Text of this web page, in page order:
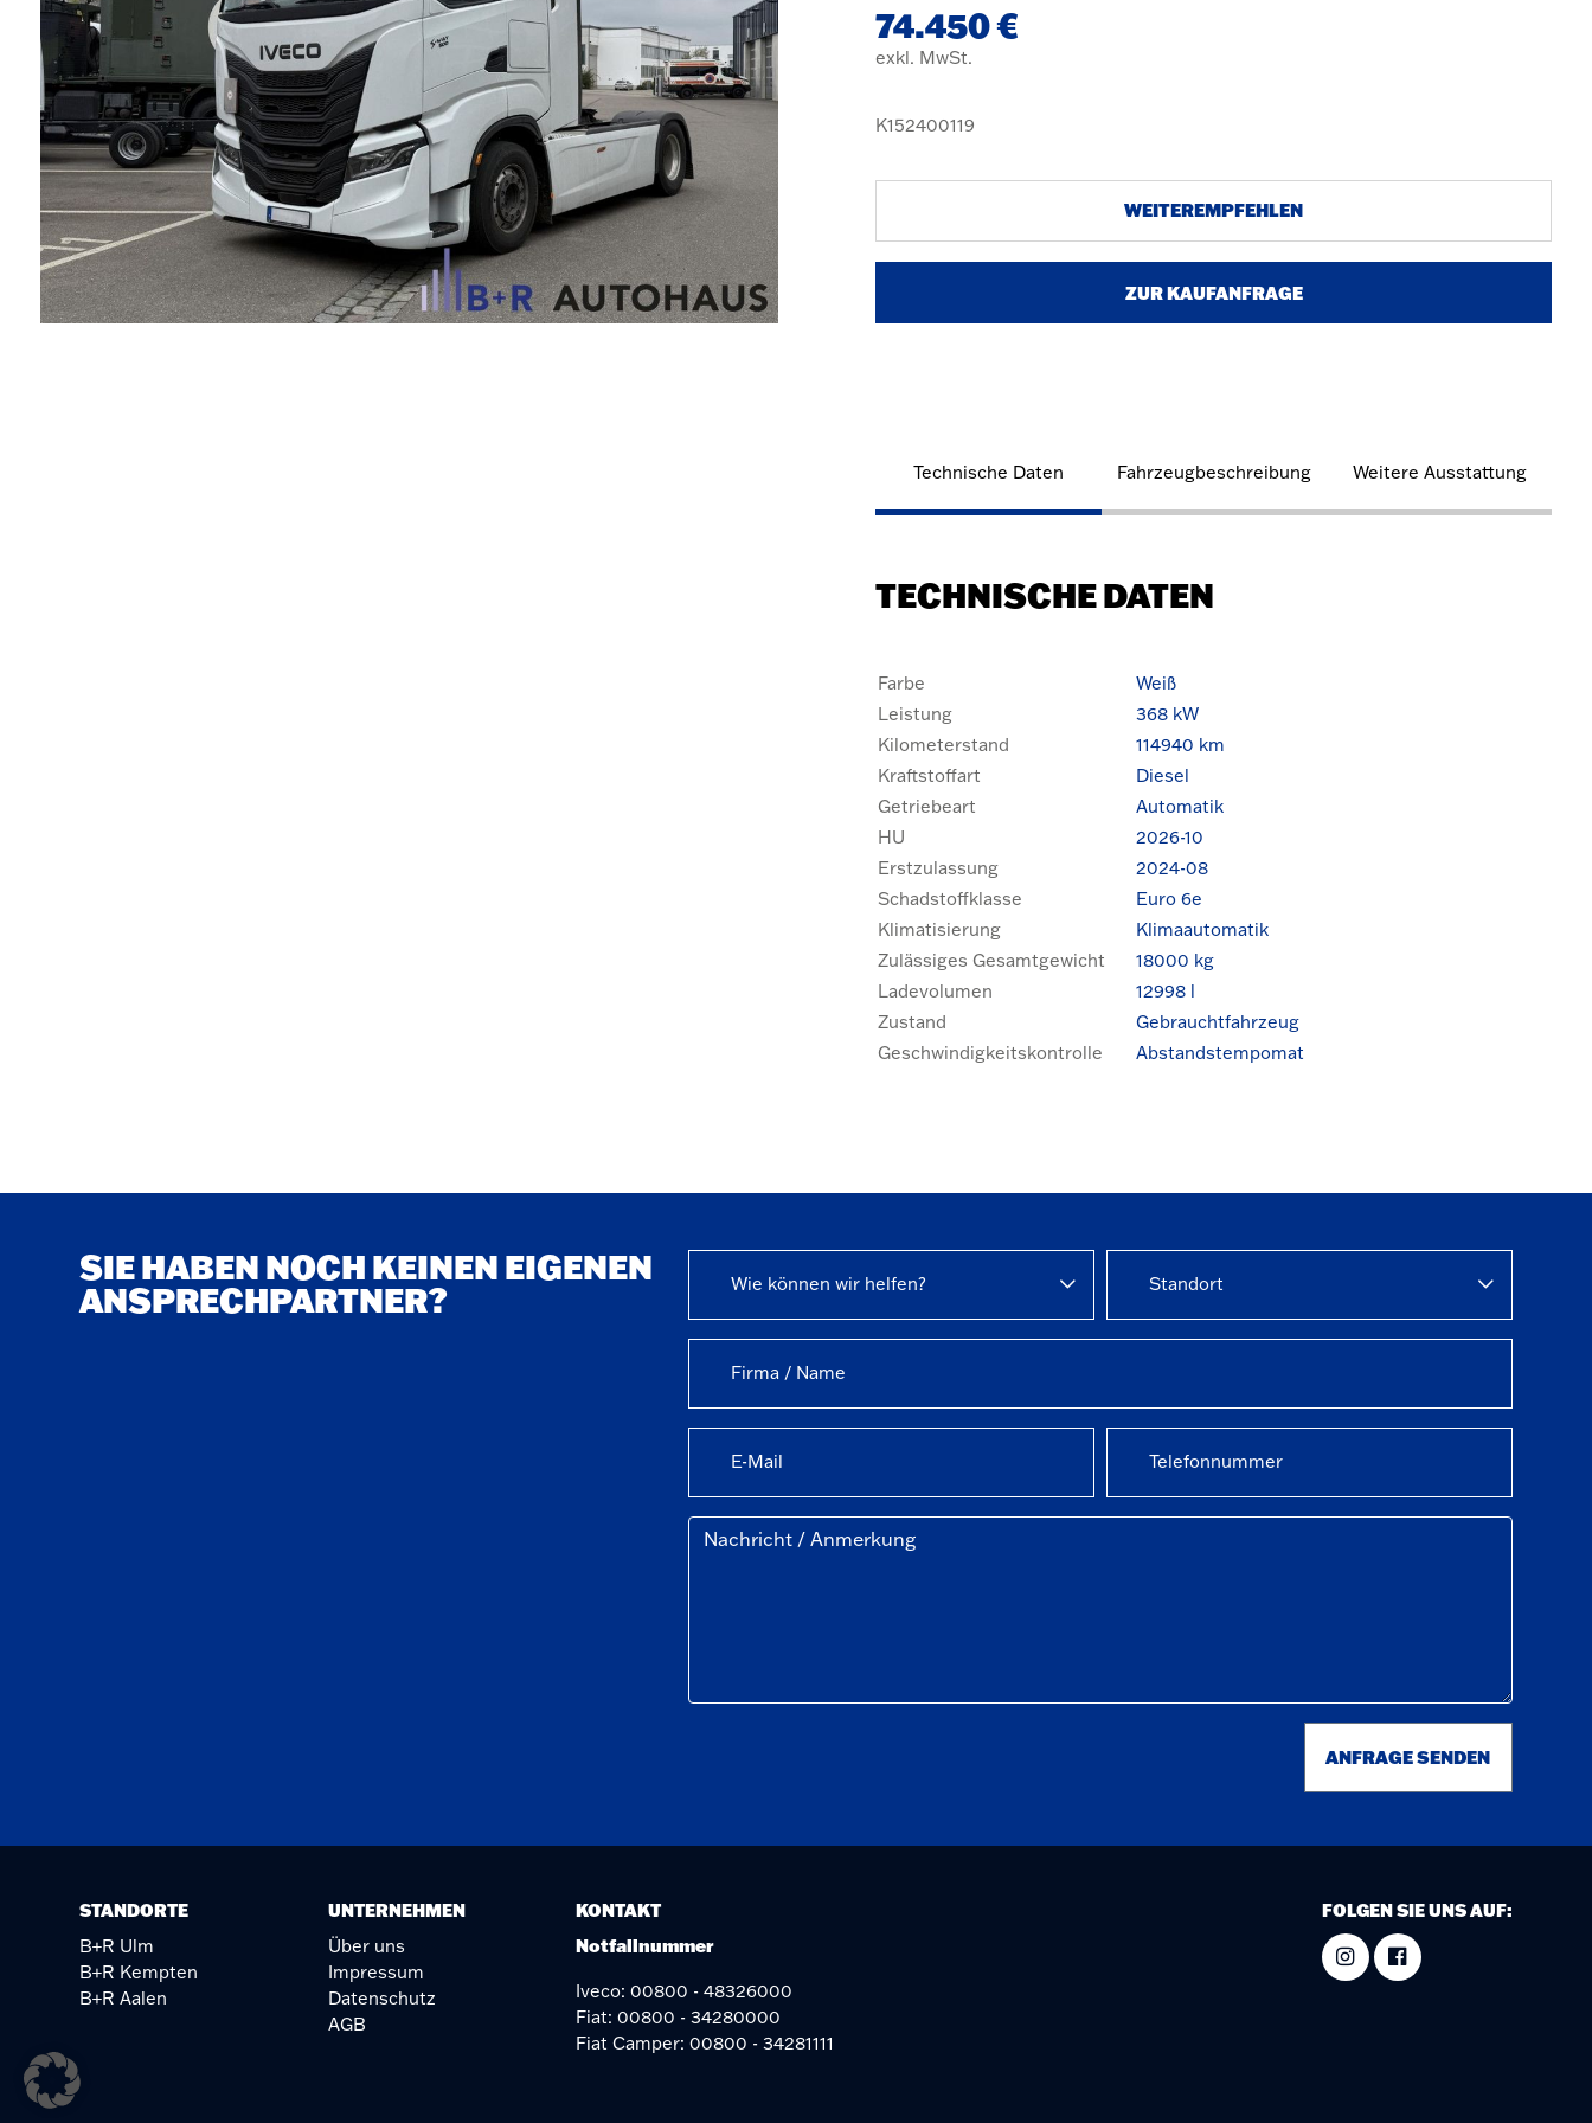
74.450 €
exkl. MwSt.
K152400119
WEITEREMPFEHLEN
ZUR KAUFANFRAGE
Technische Daten Fahrzeugbeschreibung Weitere Ausstattung
TECHNISCHE DATEN
Farbe
Weiß
Leistung
368 kW
Kilometerstand
114940 km
Kraftstoffart
Diesel
Getriebeart
Automatik
HU
2026-10
Erstzulassung
2024-08
Schadstoffklasse
Euro 6e
Klimatisierung
Klimaautomatik
Zulässiges Gesamtgewicht
18000 kg
Ladevolumen
12998 l
Zustand
Gebrauchtfahrzeug
Geschwindigkeitskontrolle
Abstandstempomat
SIE HABEN NOCH KEINEN EIGENEN
ANSPRECHPARTNER? Wie können wir helfen? Standort
ANFRAGE SENDEN
STANDORTE
B+R Ulm
B+R Kempten
B+R Aalen
UNTERNEHMEN
Über uns
Impressum
Datenschutz
AGB
KONTAKT
Notfallnummer
Iveco: 00800 - 48326000
Fiat: 00800 - 34280000
Fiat Camper: 00800 - 34281111
FOLGEN SIE UNS AUF: